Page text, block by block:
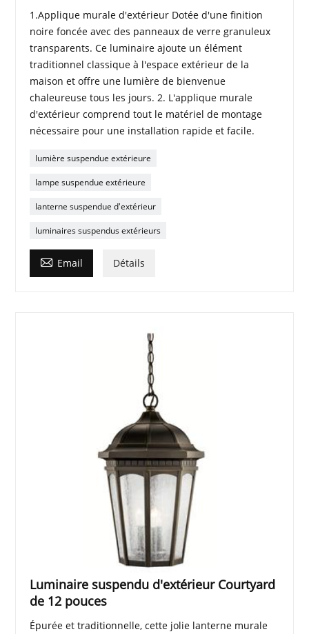
1.Applique murale d'extérieur Dotée d'une finition
noire foncée avec des panneaux de verre granuleux
transparents. Ce luminaire ajoute un élément
traditionnel classique à l'espace extérieur de la
maison et offre une lumière de bienvenue
chaleureuse tous les jours. 2. L'applique murale
d'extérieur comprend tout le matériel de montage
nécessaire pour une installation rapide et facile.
lumière suspendue extérieure
lampe suspendue extérieure
lanterne suspendue d'extérieur
luminaires suspendus extérieurs
 Email Détails
Luminaire suspendu d'extérieur Courtyard
de 12 pouces
Épurée et traditionnelle, cette jolie lanterne murale